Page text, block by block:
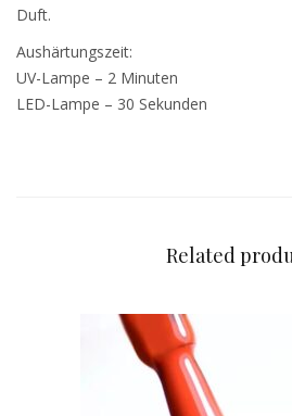
Duft.
Aushärtungszeit:
UV-Lampe – 2 Minuten
LED-Lampe – 30 Sekunden
Related